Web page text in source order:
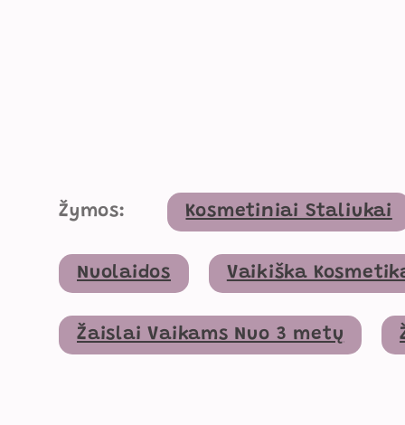
Žymos: Kosmetiniai Staliukai
Nuolaidos Vaikiška
Žaislai Vaikams Nuo 3 metų